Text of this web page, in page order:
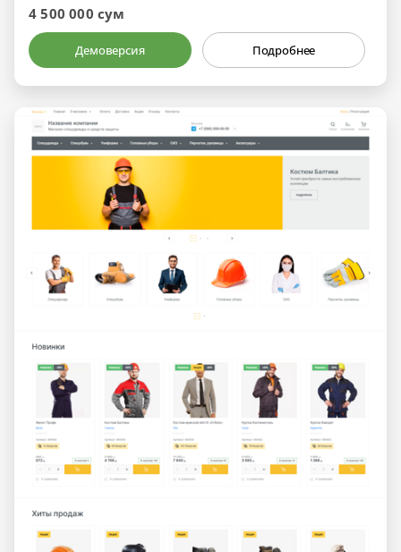
4 500 000 сум
Демоверсия Подробнее